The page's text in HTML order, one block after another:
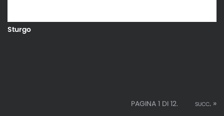
Sturgo
PAGINA 1 DI 12. succ. »